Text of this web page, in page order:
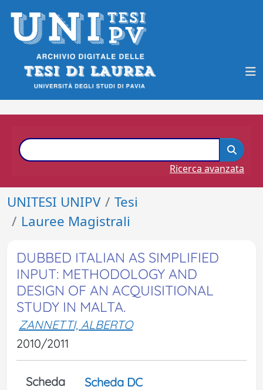
Ricerca avanzata
UNITESI UNIPV
Tesi
Lauree Magistrali
DUBBED ITALIAN AS SIMPLIFIED
INPUT: METHODOLOGY AND
DESIGN OF AN ACQUISITIONAL
STUDY IN MALTA.
ZANNETTI, ALBERTO
2010/2011
Scheda Scheda DC